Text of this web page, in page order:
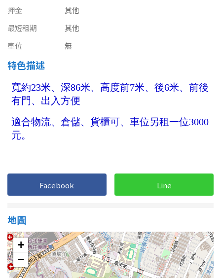
苗栗縣
彰化縣
南投縣
嘉義縣
台南市
澎湖縣
屏東縣
透天厝
廠辦
坪數
不拘
20坪以下
60~70 坪 70~80 坪
~ 坪
押金
其他
最短租期
其他
車位
無
特色描述
Facebook Line
地圖
+
−